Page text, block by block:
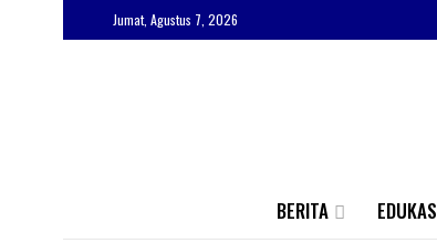
Jumat, Agustus 7, 2026
BERITA